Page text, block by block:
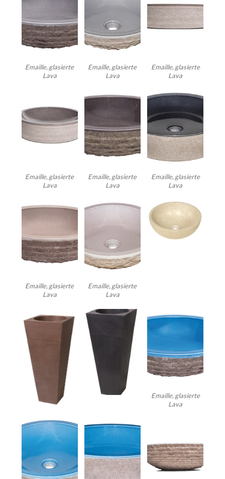
Emaille, glasierte
Lava
Emaille, glasierte
Lava
Emaille, glasierte
Lava
Emaille, glasierte
Lava
Emaille, glasierte
Lava
Emaille, glasierte
Lava
Emaille, glasierte
Lava
Emaille, glasierte
Lava
Emaille, glasierte
Lava